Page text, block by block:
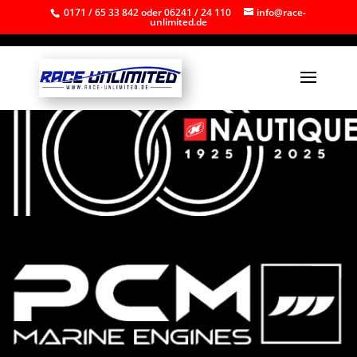
0171 / 65 33 842 oder 06241 / 24 110 info@race-
unlimited.de